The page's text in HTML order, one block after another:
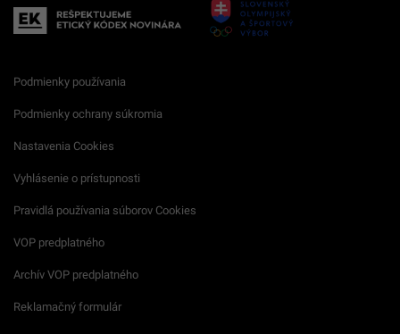
Podmienky používania
Podmienky ochrany súkromia
Nastavenia Cookies
Vyhlásenie o prístupnosti
Pravidlá používania súborov Cookies
VOP predplatného
Archív VOP predplatného
Reklamačný formulár